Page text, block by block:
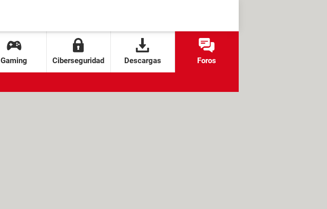
Gaming Ciberseguridad Descargas Foros